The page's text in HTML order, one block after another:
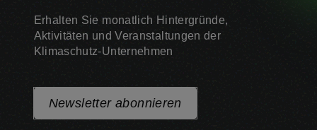
Erhalten Sie monatlich Hintergründe,
Aktivitäten und Veranstaltungen der
Klimaschutz-Unternehmen
Newsletter abonnieren